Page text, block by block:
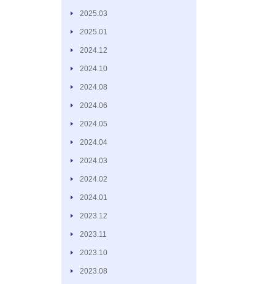
2025.03
2025.01
2024.12
2024.10
2024.08
2024.06
2024.05
2024.04
2024.03
2024.02
2024.01
2023.12
2023.11
2023.10
2023.08